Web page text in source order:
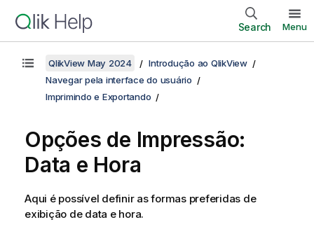
Search Menu
QlikView May 2024
Introdução ao QlikView
Navegar pela interface do usuário
Imprimindo e Exportando
Opções de Impressão:
Data e Hora
Aqui é possível definir as formas preferidas de
exibição de data e hora.